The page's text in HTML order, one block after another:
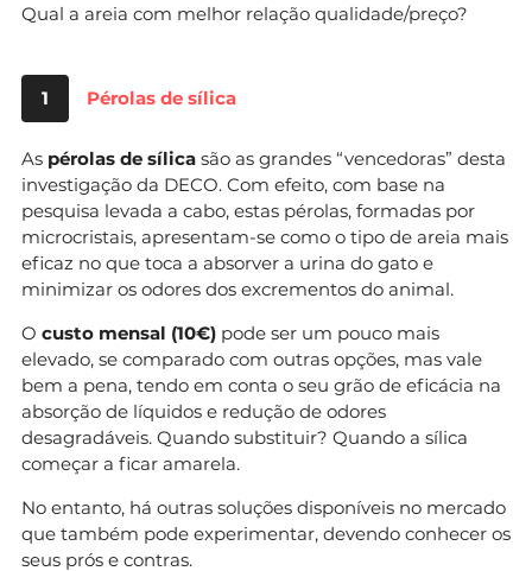
Qual a areia com melhor relação qualidade/preço?
1 Pérolas de sílica
As pérolas de sílica são as grandes “vencedoras” desta
investigação da DECO. Com efeito, com base na
pesquisa levada a cabo, estas pérolas, formadas por
microcristais, apresentam-se como o tipo de areia mais
eficaz no que toca a absorver a urina do gato e
minimizar os odores dos excrementos do animal.
O custo mensal (10€) pode ser um pouco mais
elevado, se comparado com outras opções, mas vale
bem a pena, tendo em conta o seu grão de eficácia na
absorção de líquidos e redução de odores
desagradáveis. Quando substituir? Quando a sílica
começar a ficar amarela.
No entanto, há outras soluções disponíveis no mercado
que também pode experimentar, devendo conhecer os
seus prós e contras.